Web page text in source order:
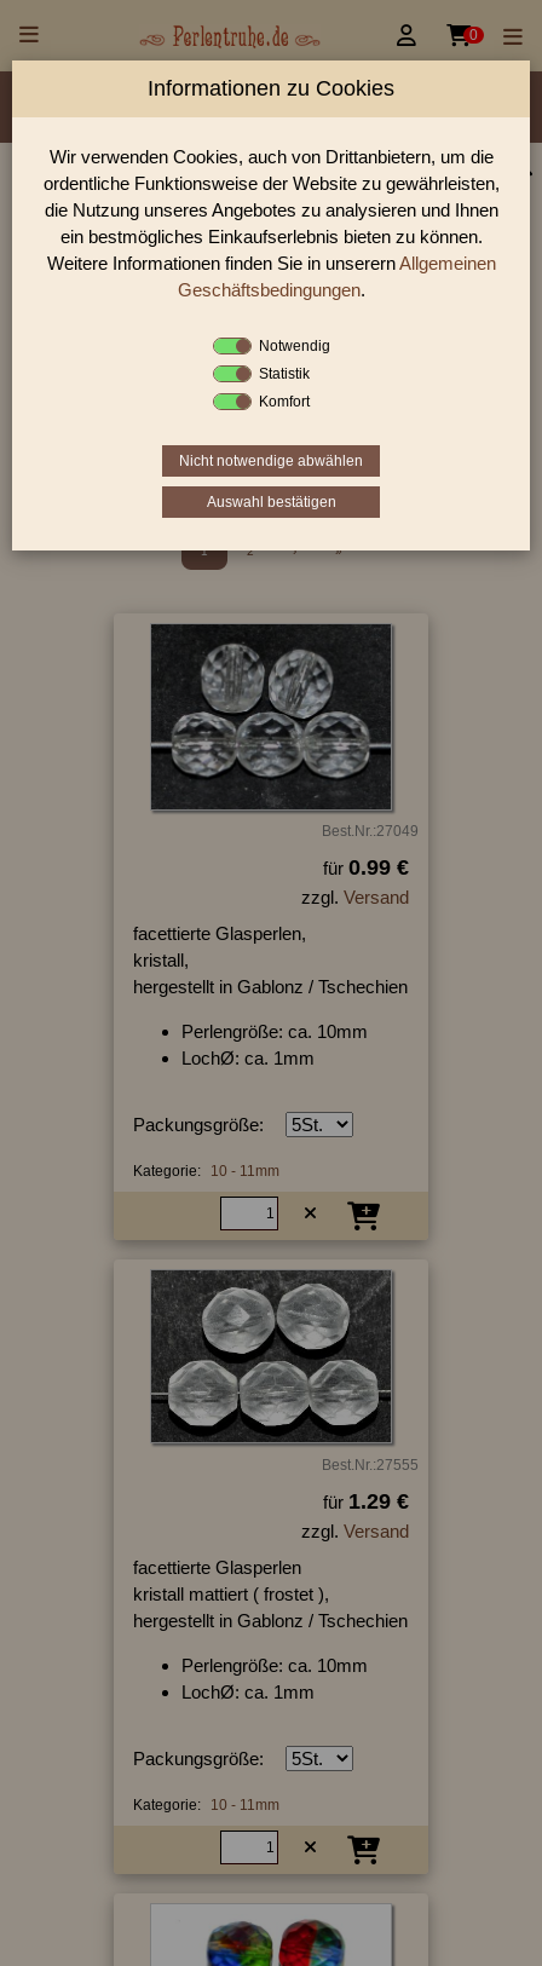
 0
Material/Glassorte Sorte/Form Farbe
Größen
Lochdurchmesser
Perlen Shop für facettierte Glasperlen facettiert
transparent 10,0 mm
In unserem Perlen Shop finden sie zahlreich facettierte
Glasperlen facettiert transparent 10,0 mm und viele weiter
Sie befinden sich in folgender Kategorie:
transparent|10 - 11mm
1 2 › »
Best.Nr.:27049
für 0.99 €
zzgl. Versand
facettierte Glasperlen,
kristall,
hergestellt in Gablonz / Tschechien
Perlengröße: ca. 10mm
LochØ: ca. 1mm
Packungsgröße:
Kategorie: 10 - 11mm
Best.Nr.:27555
für 1.29 €
zzgl. Versand
facettierte Glasperlen
kristall mattiert ( frostet ),
hergestellt in Gablonz / Tschechien
Perlengröße: ca. 10mm
LochØ: ca. 1mm
Packungsgröße:
Kategorie: 10 - 11mm
Informationen zu Cookies
Wir verwenden Cookies, auch von Drittanbietern, um die
ordentliche Funktionsweise der Website zu gewährleisten,
die Nutzung unseres Angebotes zu analysieren und Ihnen
ein bestmögliches Einkaufserlebnis bieten zu können.
Weitere Informationen finden Sie in unserernAllgemeinen
Geschäftsbedingungen.
Notwendig
Statistik
Komfort
Nicht notwendige abwählen
Auswahl bestätigen